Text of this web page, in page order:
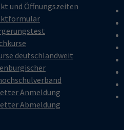
und Öffnungszeiten
deutschlandweit
Anmeldung
Abmeldung